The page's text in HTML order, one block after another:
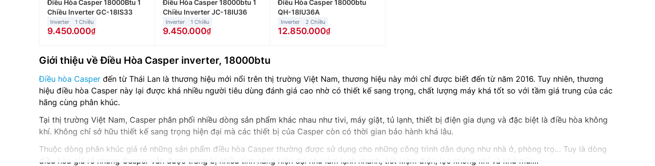
Điều Hòa Casper 18000Btu 1
Chiều Inverter GC-18IS33
Inverter 1 Chiều
9.450.000
Điều Hòa Casper 18000btu 1
Chiều Inverter JC-18IU36
Inverter 1 Chiều
9.450.000
Điều Hòa Casper 18000btu
QH-18IU36A
Inverter 2 Chiều
12.850.000
Giới thiệu về Điều Hòa Casper inverter, 18000btu
Điều hòa Casper đến từ Thái Lan là thương hiệu mới nổi trên thị trường Việt Nam, thương hiệu này mới chỉ được biết đến từ năm 2016. Tuy nhiên, thương
hiệu điều hòa Casper này lại được khá nhiều người tiêu dùng đánh giá cao nhờ có thiết kế sang trọng, chất lượng máy khá tốt so với tầm giá trung của các
hãng cùng phân khúc.
Tại thị trường Việt Nam, Casper phân phối nhiều dòng sản phẩm khác nhau như tivi, máy giặt, tủ lạnh, thiết bị điện gia dụng và đặc biệt là điều hòa không
khí. Không chỉ sở hữu thiết kế sang trọng hiện đại mà các thiết bị của Casper còn có thời gian bảo hành khá lâu.
Thuộc dòng phân khúc giá rẻ những sản phẩm điều hòa Casper thường được sử dụng cho những công trình dân dụng như nhà ở, phòng trọ… Tuy là dòng
điều hòa giá rẻ nhưng Casper vẫn được trang bị nhiều tính năng hiện đại như làm lạnh nhanh, tiết kiệm điện, lọc không khí và khử mùi…